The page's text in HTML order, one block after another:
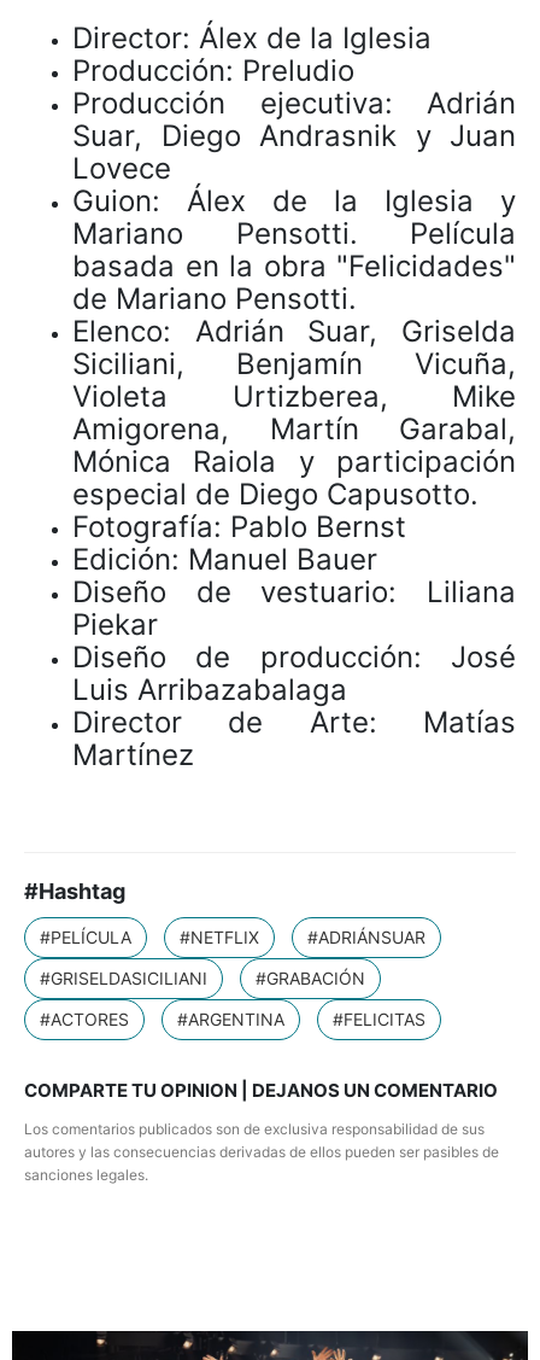
Director: Álex de la Iglesia
Producción: Preludio
Producción ejecutiva: Adrián
Suar, Diego Andrasnik y Juan
Lovece
Guion: Álex de la Iglesia y
Mariano Pensotti. Película
basada en la obra "Felicidades"
de Mariano Pensotti.
Elenco: Adrián Suar, Griselda
Siciliani, Benjamín Vicuña,
Violeta Urtizberea, Mike
Amigorena, Martín Garabal,
Mónica Raiola y participación
especial de Diego Capusotto.
Fotografía: Pablo Bernst
Edición: Manuel Bauer
Diseño de vestuario: Liliana
Piekar
Diseño de producción: José
Luis Arribazabalaga
Director de Arte: Matías
Martínez
#Hashtag
#PELÍCULA #NETFLIX
#ADRIÁNSUAR
#GRISELDASICILIANI
#GRABACIÓN
#ACTORES
#ARGENTINA #FELICITAS
COMPARTE TU OPINION | DEJANOS UN COMENTARIO
Los comentarios publicados son de exclusiva responsabilidad de sus
autores y las consecuencias derivadas de ellos pueden ser pasibles de
sanciones legales.